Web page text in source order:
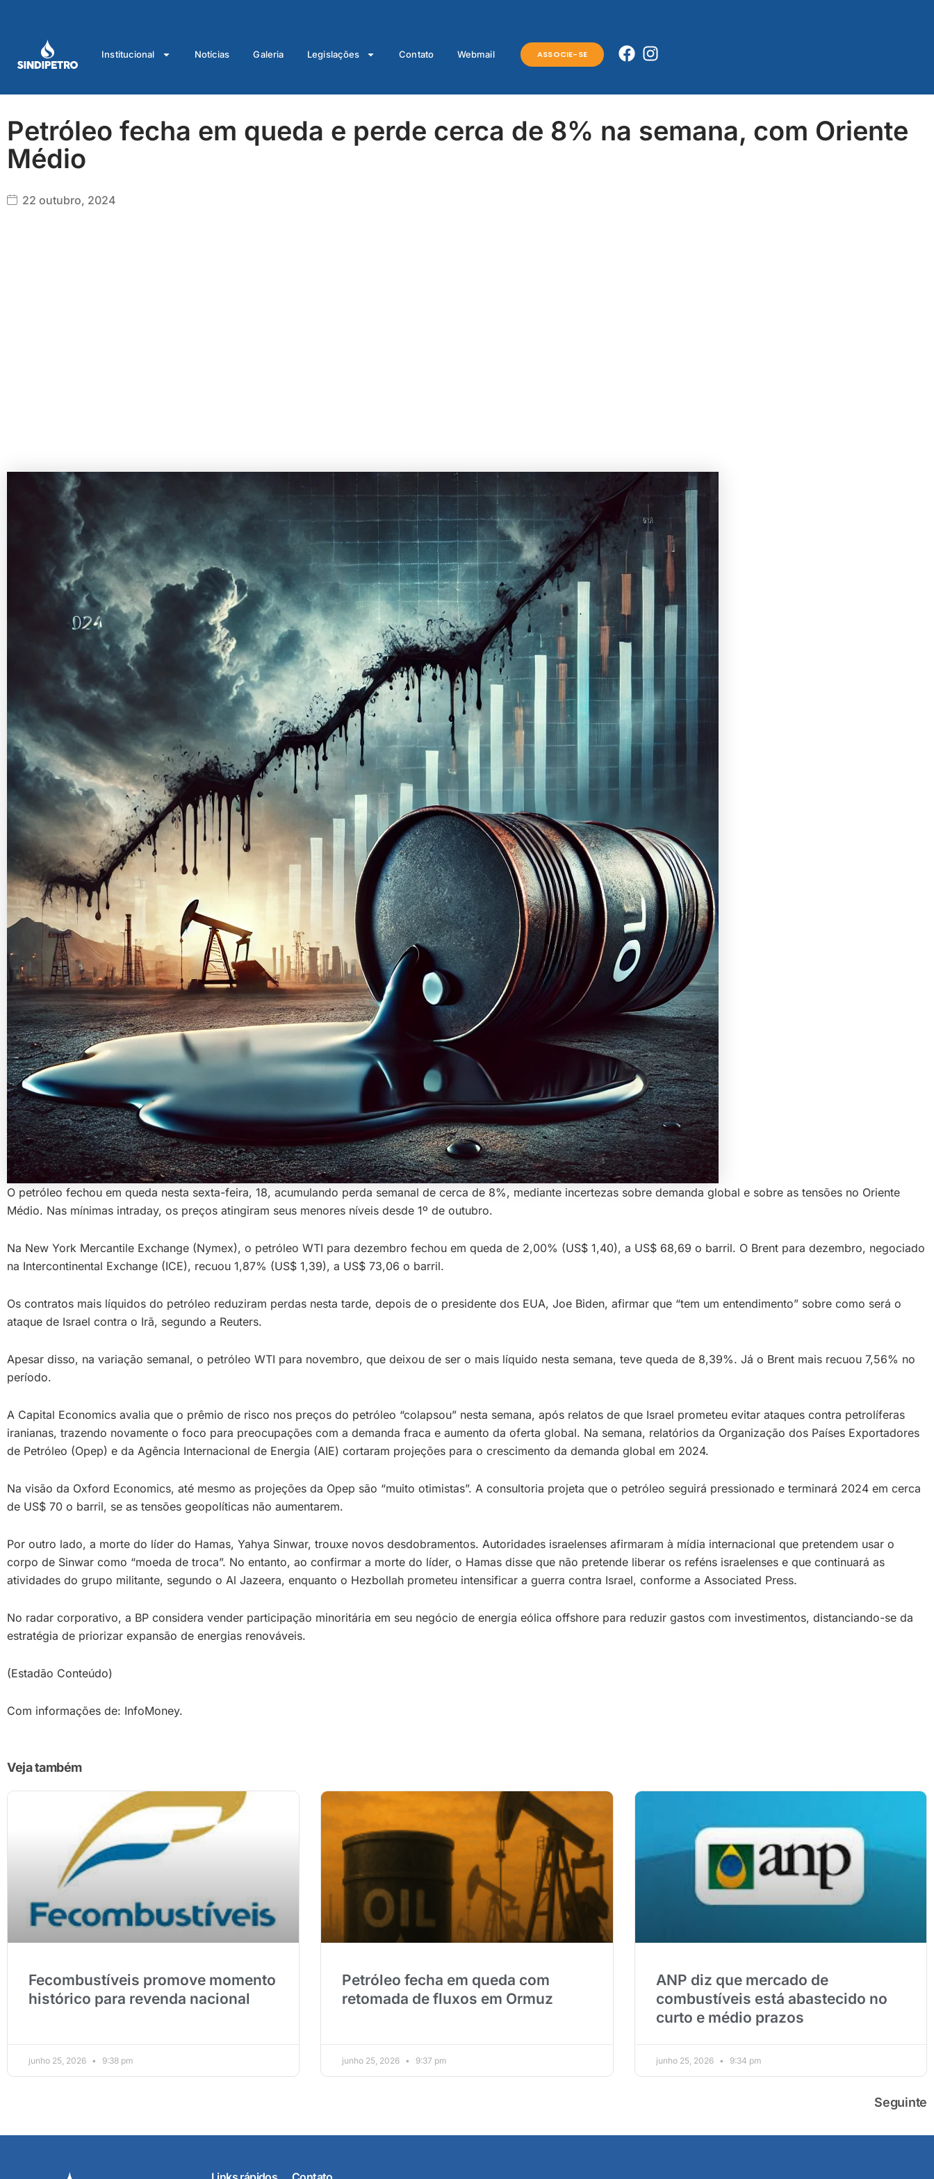
conteúdo
Institucional Notícias Galeria Legislações Contato Webmail ASSOCIE-SE Facebook
Instagram
Petróleo fecha em queda e perde cerca de 8% na semana, com Oriente
Médio
22 outubro, 2024
O petróleo fechou em queda nesta sexta-feira, 18, acumulando perda semanal de cerca de 8%, mediante incertezas sobre demanda global e sobre as tensões no Oriente
Médio. Nas mínimas intraday, os preços atingiram seus menores níveis desde 1º de outubro.
Na New York Mercantile Exchange (Nymex), o petróleo WTI para dezembro fechou em queda de 2,00% (US$ 1,40), a US$ 68,69 o barril. O Brent para dezembro, negociado
na Intercontinental Exchange (ICE), recuou 1,87% (US$ 1,39), a US$ 73,06 o barril.
Os contratos mais líquidos do petróleo reduziram perdas nesta tarde, depois de o presidente dos EUA, Joe Biden, afirmar que “tem um entendimento” sobre como será o
ataque de Israel contra o Irã, segundo a Reuters.
Apesar disso, na variação semanal, o petróleo WTI para novembro, que deixou de ser o mais líquido nesta semana, teve queda de 8,39%. Já o Brent mais recuou 7,56% no
período.
A Capital Economics avalia que o prêmio de risco nos preços do petróleo “colapsou” nesta semana, após relatos de que Israel prometeu evitar ataques contra petrolíferas
iranianas, trazendo novamente o foco para preocupações com a demanda fraca e aumento da oferta global. Na semana, relatórios da Organização dos Países Exportadores
de Petróleo (Opep) e da Agência Internacional de Energia (AIE) cortaram projeções para o crescimento da demanda global em 2024.
Na visão da Oxford Economics, até mesmo as projeções da Opep são “muito otimistas”. A consultoria projeta que o petróleo seguirá pressionado e terminará 2024 em cerca
de US$ 70 o barril, se as tensões geopolíticas não aumentarem.
Por outro lado, a morte do líder do Hamas, Yahya Sinwar, trouxe novos desdobramentos. Autoridades israelenses afirmaram à mídia internacional que pretendem usar o
corpo de Sinwar como “moeda de troca”. No entanto, ao confirmar a morte do líder, o Hamas disse que não pretende liberar os reféns israelenses e que continuará as
atividades do grupo militante, segundo o Al Jazeera, enquanto o Hezbollah prometeu intensificar a guerra contra Israel, conforme a Associated Press.
No radar corporativo, a BP considera vender participação minoritária em seu negócio de energia eólica offshore para reduzir gastos com investimentos, distanciando-se da
estratégia de priorizar expansão de energias renováveis.
(Estadão Conteúdo)
Com informações de: InfoMoney.
Veja também
Fecombustíveis promove momento
histórico para revenda nacional
junho 25, 2026 9:38 pm
Petróleo fecha em queda com
retomada de fluxos em Ormuz
junho 25, 2026 9:37 pm
ANP diz que mercado de
combustíveis está abastecido no
curto e médio prazos
junho 25, 2026 9:34 pm
Seguinte